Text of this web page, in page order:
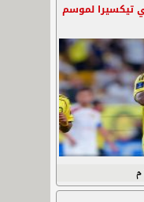
تيكسيرا لموسم